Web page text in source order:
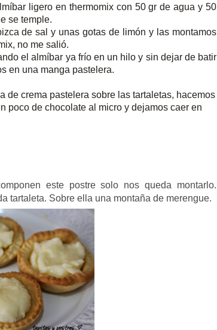
ligero en thermomix con 50 gr de agua y 50
se temple.
de sal y unas gotas de limón y las montamos
no me salió.
el almíbar ya frío en un hilo y sin dejar de batir
en una manga pastelera.
de crema pastelera sobre las tartaletas, hacemos
poco de chocolate al micro y dejamos caer en
este postre solo nos queda montarlo.
tartaleta. Sobre ella una montaña de merengue.